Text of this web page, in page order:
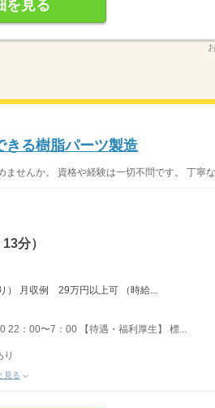
を見る
きる樹脂パーツ製造
せんか。 資格や経験は一切不問です。 丁寧
分）
） 月収例 29万円以上可 （時給...
22：00〜7：00 【待遇・福利厚生】 標...
り
見る